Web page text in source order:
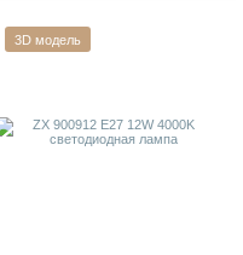
3D модель